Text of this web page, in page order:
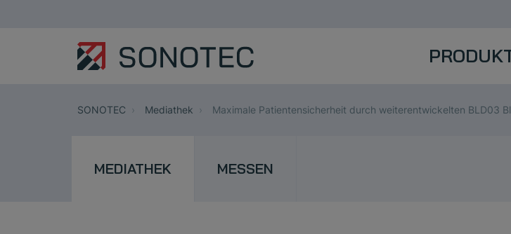
SONOTEC Mediathek Maximale Patientensicherheit durch weiterentwickelten BLD03
MEDIATHEK MESSEN